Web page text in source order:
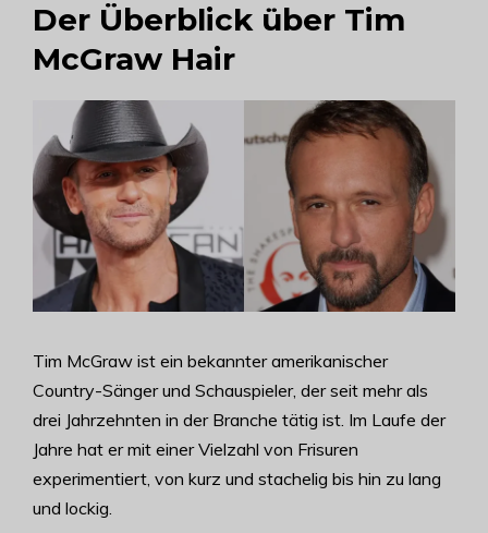
Der Überblick über Tim
McGraw Hair
Tim McGraw ist ein bekannter amerikanischer
Country-Sänger und Schauspieler, der seit mehr als
drei Jahrzehnten in der Branche tätig ist. Im Laufe der
Jahre hat er mit einer Vielzahl von Frisuren
experimentiert, von kurz und stachelig bis hin zu lang
und lockig.